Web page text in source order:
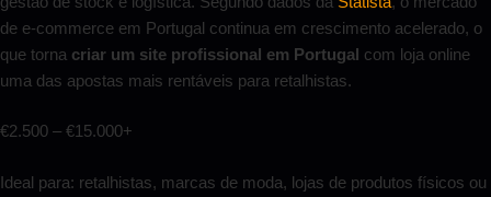
de e-commerce em Portugal continua em crescimento acelerado, o
que torna criar um site profissional em Portugal com loja online
uma das apostas mais rentáveis para retalhistas.
€2.500 – €15.000+
Ideal para: retalhistas, marcas de moda, lojas de produtos físicos ou